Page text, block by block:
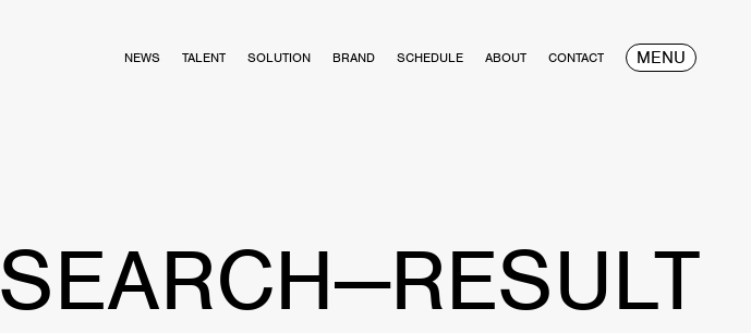
NEWS TALENT SOLUTION BRAND SCHEDULE ABOUT CONTACT MENU
SEARCH—RESULT